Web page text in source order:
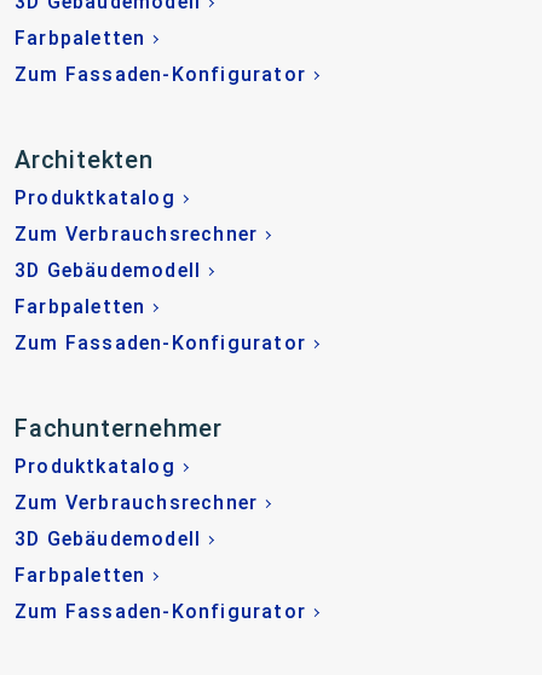
Farbpaletten
Zum Fassaden-Konfigurator
Architekten
Produktkatalog
Zum Verbrauchsrechner
3D Gebäudemodell
Farbpaletten
Zum Fassaden-Konfigurator
Fachunternehmer
Produktkatalog
Zum Verbrauchsrechner
3D Gebäudemodell
Farbpaletten
Zum Fassaden-Konfigurator